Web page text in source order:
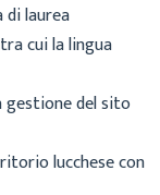
di laurea
cui la lingua
del sito
lucchese con